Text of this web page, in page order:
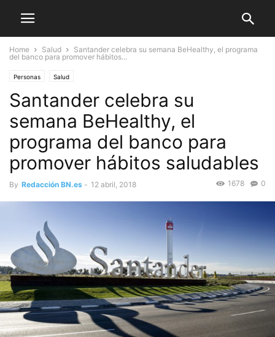
Home Salud
Santander celebra su semana BeHealthy, el programa
del banco para promover hábitos...
Personas Salud
Santander celebra su
semana BeHealthy, el
programa del banco para
promover hábitos saludables
By Redacción BN.es - 12 abril, 2018 0
1678